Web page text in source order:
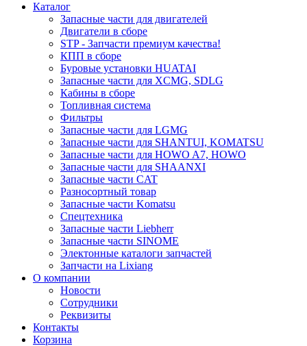
Каталог
Запасные части для двигателей
Двигатели в сборе
STP - Запчасти премиум качества!
КПП в сборе
Буровые установки HUATAI
Запасные части для XCMG, SDLG
Кабины в сборе
Топливная система
Фильтры
Запасные части для LGMG
Запасные части для SHANTUI, KOMATSU
Запасные части для HOWO A7, HOWO
Запасные части для SHAANXI
Запасные части CAT
Разносортный товар
Запасные части Komatsu
Спецтехника
Запасные части Liebherr
Запасные части SINOME
Электонные каталоги запчастей
Запчасти на Lixiang
О компании
Новости
Сотрудники
Реквизиты
Контакты
Корзина